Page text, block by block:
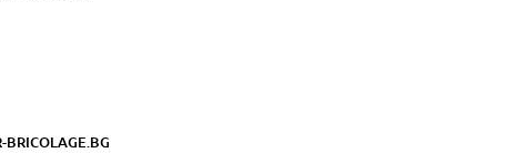
BRICOLAGE.BG